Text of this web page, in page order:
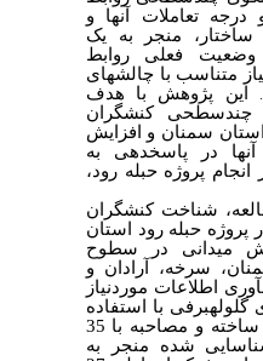
درجه تعاملات آن­ها و
ساختار، منجر به یک
وضعیت فعلی روابط
متناسب با چالش­های
این پژوهش با هدف
چندسطحی کنشگران
استان سمنان و افزایش
در پاسخ­دهی به
پروژه حبله رود،
شناخت کنشگران
پروژه حبله رود استان
میدانی در سطوح
سرخه، آرادان و
اطلاعات موردنیاز
با استفاده
از ابزار پرسشنامه محقق ساخته و مصاحبه با 35
شده منجر به